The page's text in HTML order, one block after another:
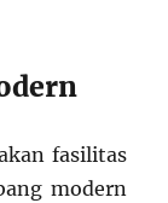
fasilitas
modern